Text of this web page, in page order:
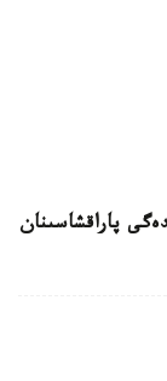
پاراقشاسىنان